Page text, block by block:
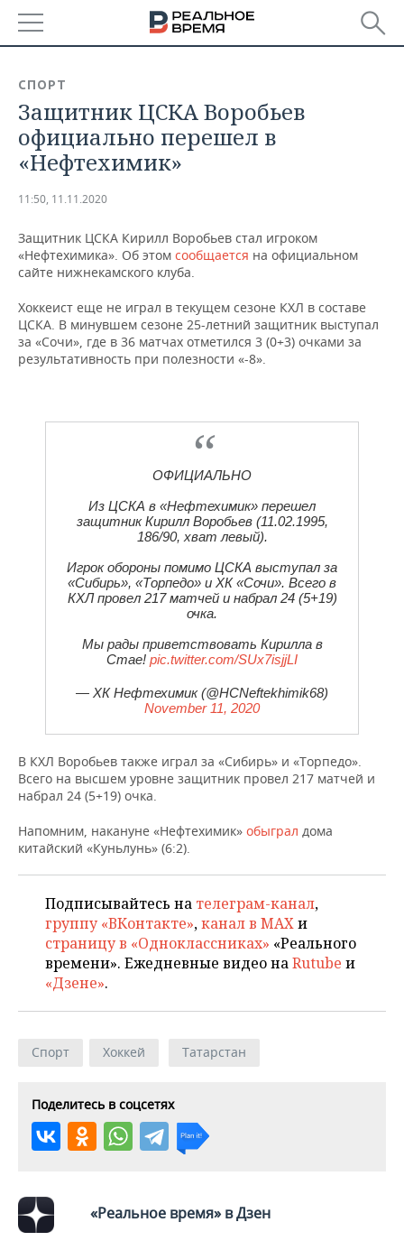
БАШКОРТОСТАН
ТАТАРСТАН
НОВОСТИ
АНАЛИТИКА
ДЕКЛАРАЦИИ О ДОХОДАХ
КОРОЛИ ГОСЗАКАЗА ПФО
ВУЗЫ ТАТАРСТАНА
КОМУ ПРИНАДЛЕЖАТ
ТОРГОВЫЕ ЦЕНТРЫ
НОВОСТИ ЭКОНОМИКИ
ФИНАНСЫ
БАНКИ
БЮДЖЕТ
ПРОМЫШЛЕННОСТЬ
НОВОСТИ
АГРОПРОМ
МАШИНОСТРОЕНИЕ
ЭНЕРГЕТИКА
НЕДВИЖИМОСТЬ
НОВОСТИ НЕДВИЖИМОСТИ
АВТО
НОВОСТИ АВТО
БИЗНЕС
ТЕЛЕКОММУНИКАЦИИ
НОВОСТИ МЕРОПРИЯТИЙ
ВЫЕЗДНАЯ РЕДАКЦИЯ
БИЗНЕС-БРАНЧИ
ONLINE-КОНФЕРЕНЦИИ
ОТКРЫТАЯ ЛЕКЦИЯ
НОВОСТИ СПОРТА
ФУТБОЛ
ХОККЕЙ
БАСКЕТБОЛ
ВОЛЕЙБОЛ
ФИГУРНОЕ КАТАНИЕ
ХОККЕЙ С МЯЧОМ
ОБЩЕСТВО
НОВОСТИ ОБЩЕСТВА
ВЛАСТЬ
ИНФРАСТРУКТУРА
МЕДИЦИНА
ПРОИСШЕСТВИЯ
ФОТОГАЛЕРЕЯ
СЮЖЕТЫ
СПРАВОЧНИК
СПИСОК ПЕРСОН
ПОЛНАЯ ВЕРСИЯ
СПОРТ
Защитник ЦСКА Воробьев
официально перешел в
«Нефтехимик»
11:50, 11.11.2020
Защитник ЦСКА Кирилл Воробьев стал игроком
«Нефтехимика». Об этом сообщается на официальном
сайте нижнекамского клуба.
Хоккеист еще не играл в текущем сезоне КХЛ в составе
ЦСКА. В минувшем сезоне 25-летний защитник выступал
за «Сочи», где в 36 матчах отметился 3 (0+3) очками за
результативность при полезности «-8».
ОФИЦИАЛЬНО
Из ЦСКА в «Нефтехимик» перешел
защитник Кирилл Воробьев (11.02.1995,
186/90, хват левый).
Игрок обороны помимо ЦСКА выступал за
«Сибирь», «Торпедо» и ХК «Сочи». Всего в
КХЛ провел 217 матчей и набрал 24 (5+19)
очка.
Мы рады приветствовать Кирилла в
Стае! pic.twitter.com/SUx7isjjLI
— ХК Нефтехимик (@HCNeftekhimik68)
November 11, 2020
В КХЛ Воробьев также играл за «Сибирь» и «Торпедо».
Всего на высшем уровне защитник провел 217 матчей и
набрал 24 (5+19) очка.
Напомним, накануне «Нефтехимик» обыграл дома
китайский «Куньлунь» (6:2).
Подписывайтесь на телеграм-канал,
группу «ВКонтакте»,канал в MAXи
страницу в «Одноклассниках» «Реального
времени». Ежедневные видео наRutube и
«Дзене».
Спорт Хоккей Татарстан
Поделитесь в соцсетях
«Реальное время» в Дзен